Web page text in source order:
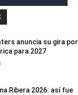
anuncia su gira por
para 2027
Ribera 2026: así fue